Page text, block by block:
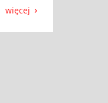
więcej